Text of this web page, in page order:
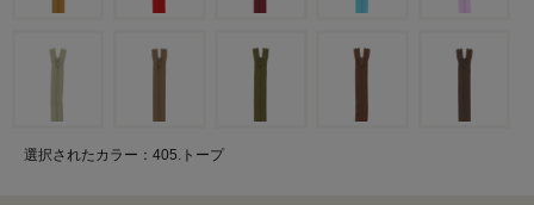
選択されたカラー：405.トープ